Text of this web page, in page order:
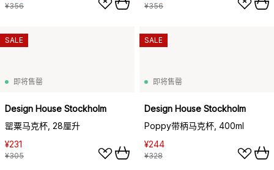
¥356 ¥356
即将售罄
Design House Stockholm
罂粟马克杯, 28厘升
¥231
¥305
SALE
即将售罄
Design House Stockholm
Poppy带柄马克杯, 400ml
¥244
¥328
SALE